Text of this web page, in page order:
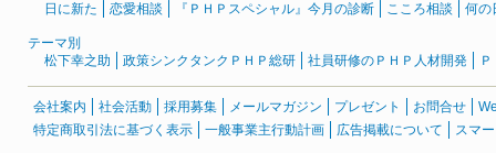
日に新た
恋愛相談 『ＰＨＰスペシャル』今月の診断 こころ相談 何の
テーマ別
松下幸之助
政策シンクタンクＰＨＰ総研 社員研修のＰＨＰ人材開発
会社案内 社会活動 採用募集 メールマガジン プレゼント お問合せ
特定商取引法に基づく表示
一般事業主行動計画 広告掲載について スマ